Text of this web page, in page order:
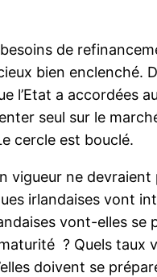
de
bien enclenché.
l’Etat a accordées
seul sur le
cercle est bouclé.
vigueur ne
irlandaises vont
vont-elles se
? Quels
doivent se